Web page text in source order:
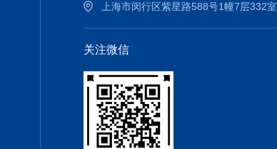
上海市闵行区紫星路588号1幢7层332室
关注微信